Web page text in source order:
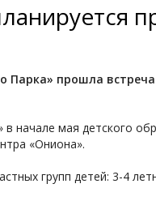
Парка» прошла
начале мая детского
«Ониона».
групп детей: 3-4